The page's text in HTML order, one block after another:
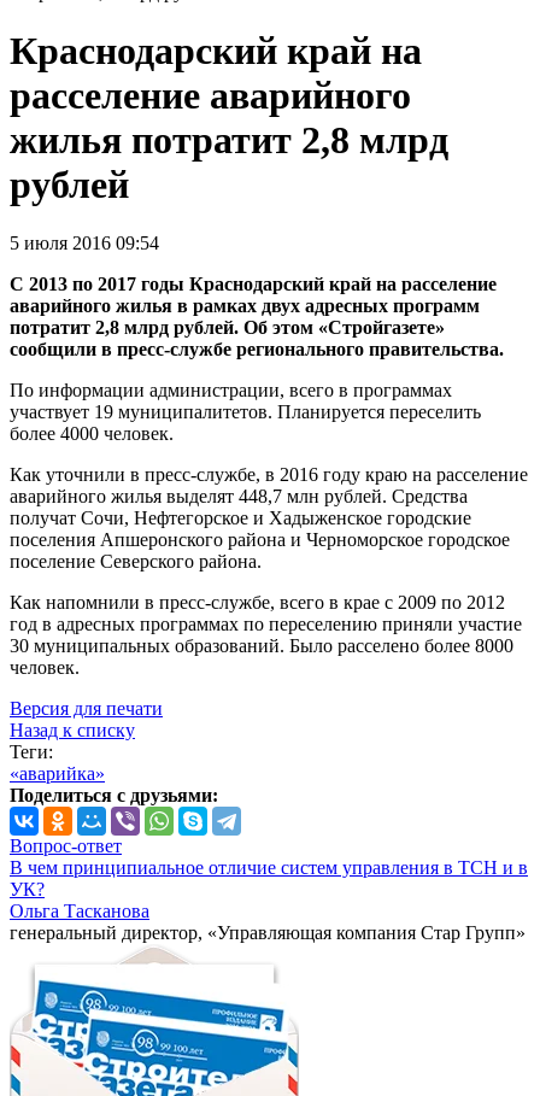
Краснодарский край на
расселение аварийного
жилья потратит 2,8 млрд
рублей
5 июля 2016 09:54
С 2013 по 2017 годы Краснодарский край на расселение
аварийного жилья в рамках двух адресных программ
потратит 2,8 млрд рублей. Об этом «Стройгазете»
сообщили в пресс-службе регионального правительства.
По информации администрации, всего в программах
участвует 19 муниципалитетов. Планируется переселить
более 4000 человек.
Как уточнили в пресс-службе, в 2016 году краю на расселение
аварийного жилья выделят 448,7 млн рублей. Средства
получат Сочи, Нефтегорское и Хадыженское городские
поселения Апшеронского района и Черноморское городское
поселение Северского района.
Как напомнили в пресс-службе, всего в крае с 2009 по 2012
год в адресных программах по переселению приняли участие
30 муниципальных образований. Было расселено более 8000
человек.
Версия для печати
Назад к списку
Теги:
«аварийка»
Поделиться с друзьями:
Вопрос-ответ
В чем принципиальное отличие систем управления в ТСН и в
УК?
Ольга Тасканова
генеральный директор, «Управляющая компания Стар Групп»